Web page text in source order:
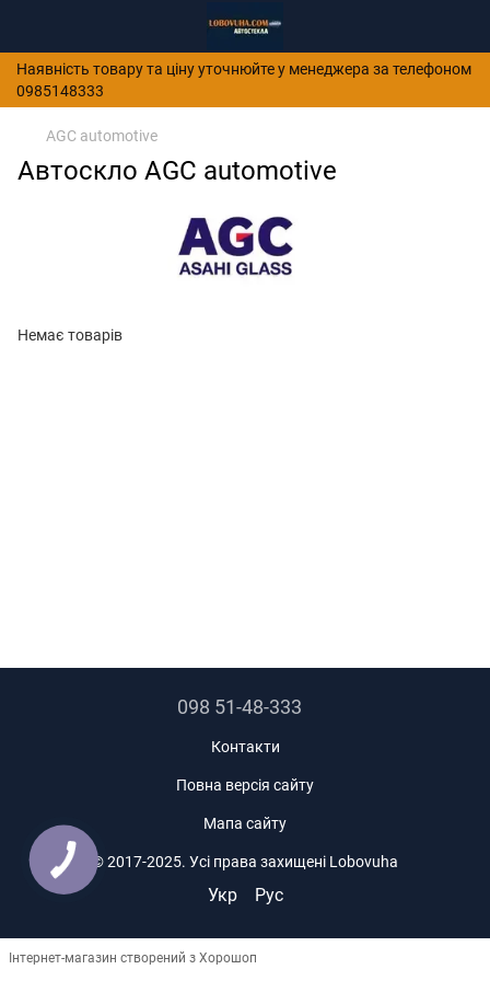
Наявність товару та ціну уточнюйте у менеджера за телефоном
0985148333
AGC automotive
Автоскло AGC automotive
Немає товарів
098 51-48-333
Контакти
Повна версія сайту
Мапа сайту
© 2017-2025. Усі права захищені Lobovuha
Укр Рус
Інтернет-магазин створений з Хорошоп